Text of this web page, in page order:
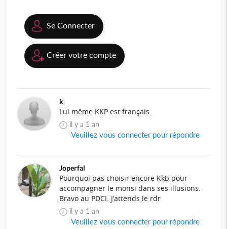
Se Connecter
Créer votre compte
k
Lui même KKP est français.
il y a 1 an
Veuillez vous connecter pour répondre
Joperfal
Pourquoi pas choisir encore Kkb pour
accompagner le monsi dans ses illusions.
Bravo au PDCI. J'attends le rdr
il y a 1 an
Veuillez vous connecter pour répondre